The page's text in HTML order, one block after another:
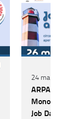
24
ARPAL
Job